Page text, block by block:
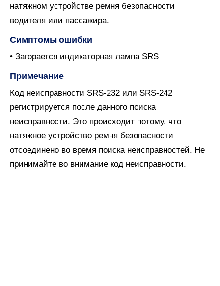
натяжном устройстве ремня безопасности
водителя или пассажира.
Симптомы ошибки
• Загорается индикаторная лампа SRS
Примечание
Код неисправности SRS-232 или SRS-242
регистрируется после данного поиска
неисправности. Это происходит потому, что
натяжное устройство ремня безопасности
отсоединено во время поиска неисправностей. Не
принимайте во внимание код неисправности.